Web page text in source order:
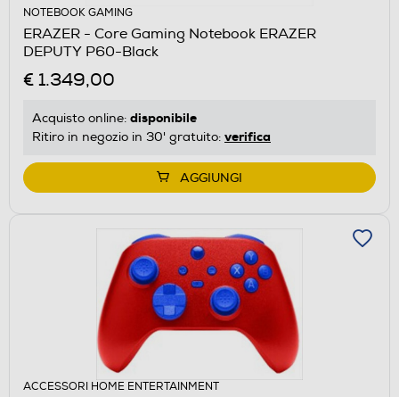
NOTEBOOK GAMING
ERAZER - Core Gaming Notebook ERAZER
DEPUTY P60-Black
€ 1.349,00
Acquisto online: disponibile
Ritiro in negozio in 30' gratuito: verifica
AGGIUNGI
ACCESSORI HOME ENTERTAINMENT